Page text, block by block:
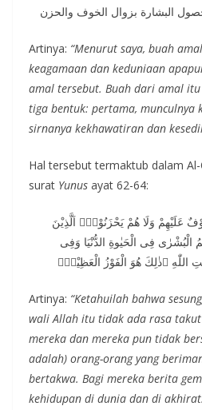
البشارة بزوال الخوف والحزن
Artinya: “Menurut saya, buah
keagamaan dan keduniaan
amal tersebut. Buah dari amal
tiga bentuk: pertama, munculnya
sirnanya kekhawatiran dan
Hal tersebut termaktub dalam
surat Yunus ayat 62-64:
عَلَيْهِمْ وَلَا هُمْ يَحْزَنُوْنَۚ اَلَّذِيْنَ
الْبُشْرٰى فِى الْحَيٰوةِ الدُّنْيَا وَفِى
اللّٰهِ ۗذٰلِكَ هُوَ الْفَوْزُ الْعَظِيْمُۗ
Artinya: “Ketahuilah bahwa
wali Allah itu tidak ada rasa
mereka dan mereka pun tidak
adalah) orang-orang yang
bertakwa. Bagi mereka berita
kehidupan di dunia dan di